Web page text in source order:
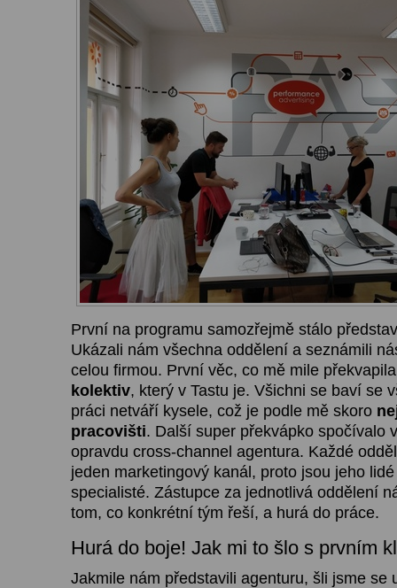
První na programu samozřejmě stálo
Ukázali nám všechna oddělení a seznámili
celou firmou. První věc, co mě mile
kolektiv, který v Tastu je. Všichni se baví se
práci netváří kysele, což je podle mě skoro
pracovišti. Další super překvápko spočívalo
opravdu cross-channel agentura. Každé
jeden marketingový kanál, proto jsou jeho
specialisté. Zástupce za jednotlivá oddělení
tom, co konkrétní tým řeší, a hurá do práce.
Hurá do boje! Jak mi to šlo s prvním
Jakmile nám představili agenturu, šli jsme se